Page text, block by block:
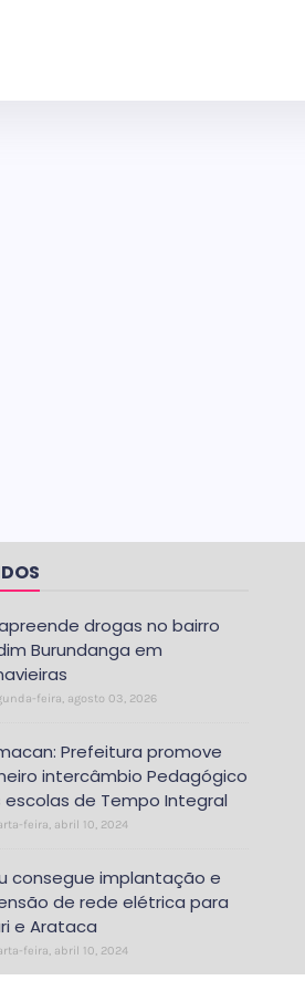
drogas no bairro
Burundanga em
feira, agosto 03, 2026
Prefeitura promove
intercâmbio Pedagógico
escolas de Tempo Integral
feira, abril 10, 2024
consegue implantação e
de rede elétrica para
e Arataca
feira, abril 10, 2024